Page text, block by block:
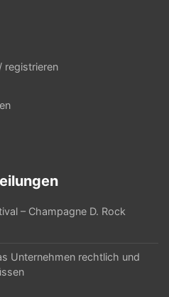
registrieren
– Champagne D. Rock
Unternehmen rechtlich und